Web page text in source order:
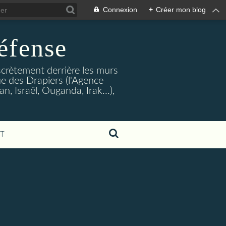
Connexion + Créer mon blog
derrière les murs
des Drapiers (l'Agence
Israël, Ouganda, Irak...),